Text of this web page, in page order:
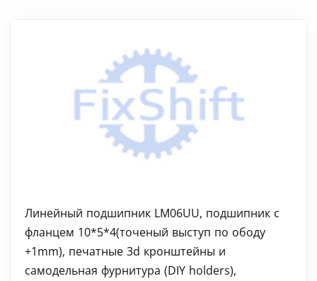
Линейный подшипник LM06UU, подшипник с
фланцем 10*5*4(точеный выступ по ободу
+1mm), печатные 3d кронштейны и
самодельная фурнитура (DIY holders),